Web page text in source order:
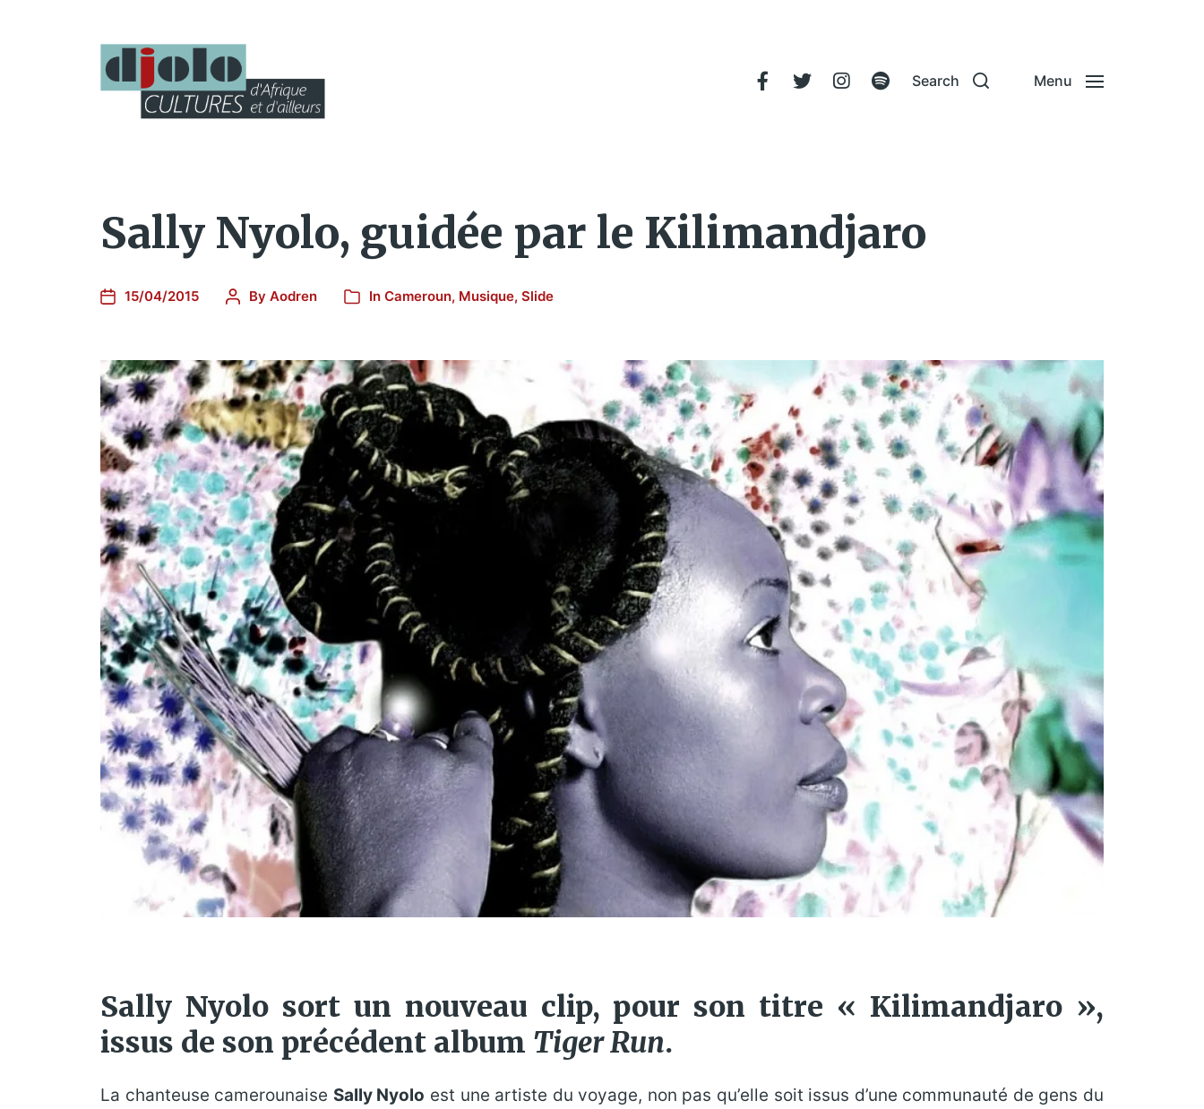
Search Menu
Sally Nyolo, guidée par le Kilimandjaro
15/04/2015 By Aodren In Cameroun, Musique, Slide
Sally Nyolo sort un nouveau clip, pour son titre « Kilimandjaro »,
issus de son précédent album Tiger Run.
La chanteuse camerounaise Sally Nyolo est une artiste du voyage, non pas qu’elle soit issus d’une communauté de gens du